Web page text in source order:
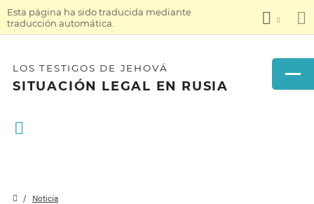
Esta página ha sido traducida mediante
traducción automática.
LOS TESTIGOS DE JEHOVÁ
SITUACIÓN LEGAL EN RUSIA
Noticia